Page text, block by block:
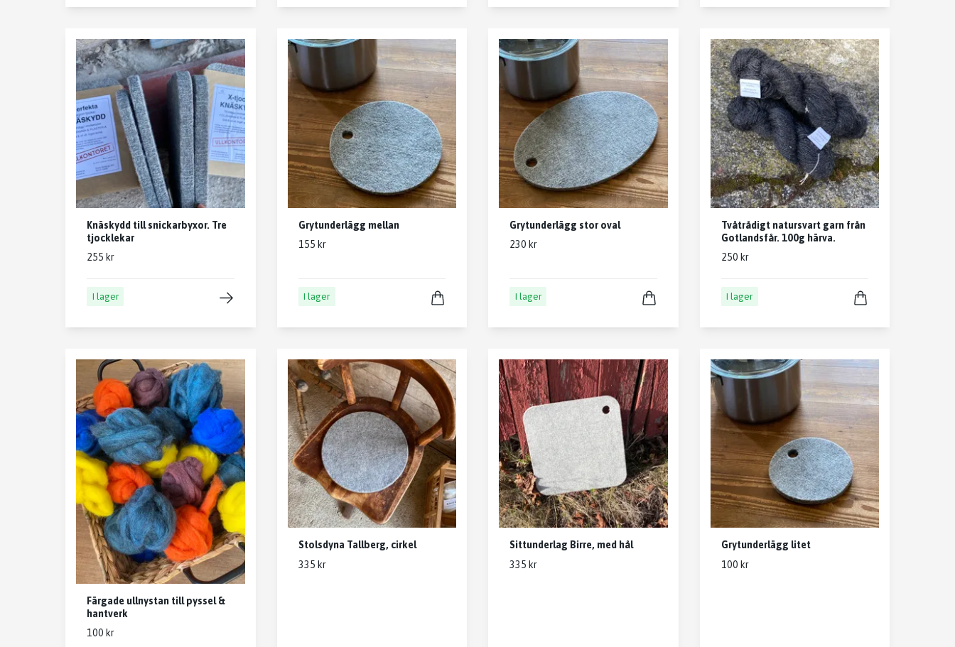
Knäskydd till snickarbyxor. Tre
tjocklekar
255 kr
I lager
Grytunderlägg mellan
155 kr
I lager
Grytunderlägg stor oval
230 kr
I lager
Tvåtrådigt natursvart garn från
Gotlandsfår. 100g härva.
250 kr
I lager
Färgade ullnystan till pyssel &
hantverk
100 kr
Stolsdyna Tallberg, cirkel
335 kr
Sittunderlag Birre, med hål
335 kr
Grytunderlägg litet
100 kr